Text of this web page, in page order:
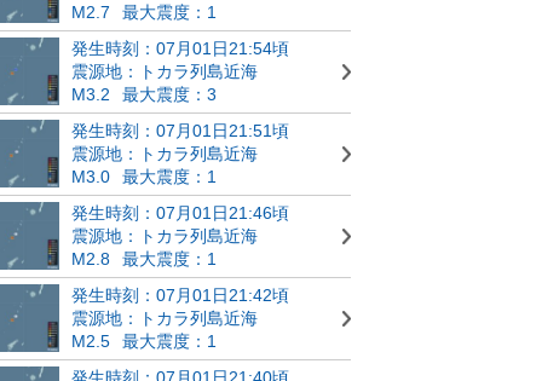
M2.7
最大震度：1
発生時刻：07月01日21:54頃
震源地：トカラ列島近海
M3.2
最大震度：3
発生時刻：07月01日21:51頃
震源地：トカラ列島近海
M3.0
最大震度：1
発生時刻：07月01日21:46頃
震源地：トカラ列島近海
M2.8
最大震度：1
発生時刻：07月01日21:42頃
震源地：トカラ列島近海
M2.5
最大震度：1
発生時刻：07月01日21:40頃